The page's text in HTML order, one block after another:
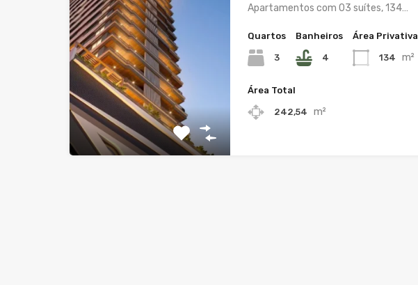
Apartamentos com 03 suítes, 134…
Quartos
3
Banheiros
4
Área Privativa
134 m²
Área Total
242,54 m²